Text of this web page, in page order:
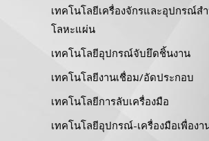
เทคโนโลยีเครื่องจักรและอุปกรณ์ส
โลหะแผ่น
เทคโนโลยีอุปกรณ์จับยึดชิ้นงาน
เทคโนโลยีงานเชื่อม/อัดประกอบ
เทคโนโลยีการลับเครื่องมือ
เทคโนโลยีอุปกรณ์-เครื่องมือเพื่องา